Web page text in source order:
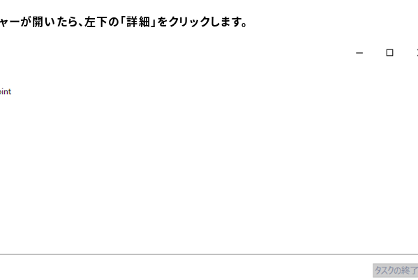
が開いたら、左下の「詳細」をクリックします。